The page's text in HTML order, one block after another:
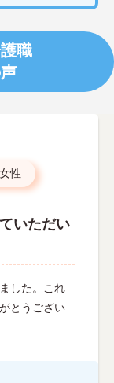
職
女性
いただい
した。これ
とうござい